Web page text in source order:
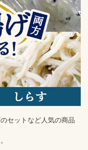
セットなど人気の商品